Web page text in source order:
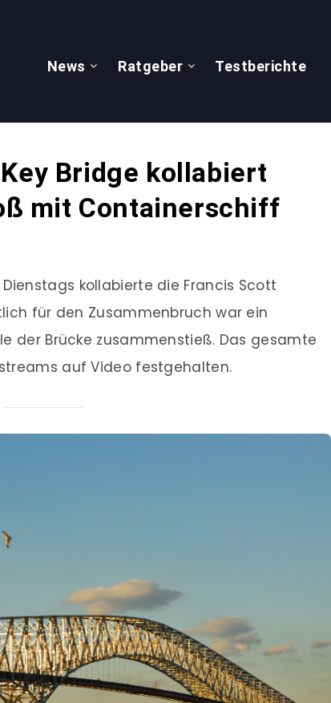
News Ratgeber Testberichte
Bridge kollabiert
mit Containerschiff
kollabierte die Francis Scott
für den Zusammenbruch war ein
der Brücke zusammenstieß. Das gesamte
auf Video festgehalten.